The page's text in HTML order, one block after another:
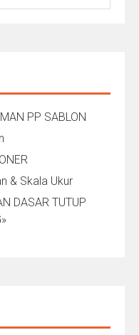
PP SABLON
& Skala Ukur
DASAR TUTUP